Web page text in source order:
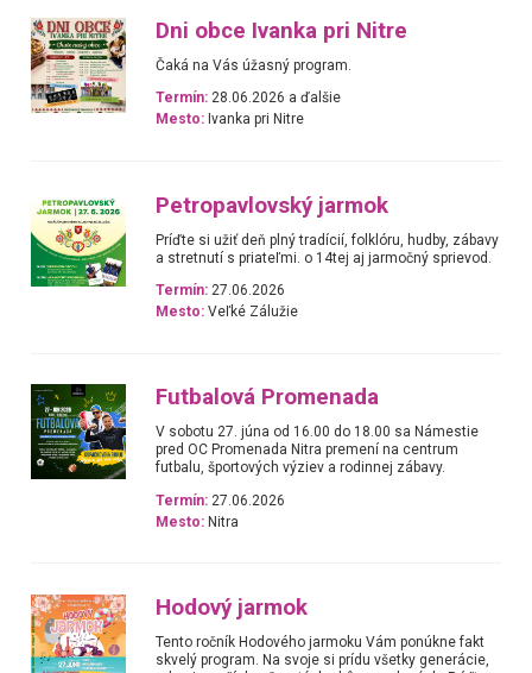
Dni obce Ivanka pri Nitre
Čaká na Vás úžasný program.
Termín: 28.06.2026 a ďalšie
Mesto: Ivanka pri Nitre
Petropavlovský jarmok
Príďte si užiť deň plný tradícií, folklóru, hudby, zábavy
a stretnutí s priateľmi. o 14tej aj jarmočný sprievod.
Termín: 27.06.2026
Mesto: Veľké Zálužie
Futbalová Promenada
V sobotu 27. júna od 16.00 do 18.00 sa Námestie
pred OC Promenada Nitra premení na centrum
futbalu, športových výziev a rodinnej zábavy.
Termín: 27.06.2026
Mesto: Nitra
Hodový jarmok
Tento ročník Hodového jarmoku Vám ponúkne fakt
skvelý program. Na svoje si prídu všetky generácie,